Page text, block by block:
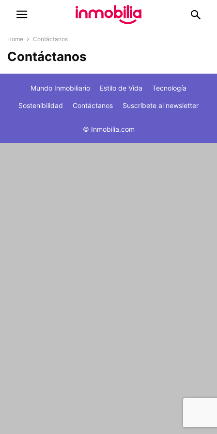
Home Contáctanos
Contáctanos
Mundo Inmobiliario Estilo de Vida Tecnología
Sostenibilidad Contáctanos Suscríbete al newsletter
© Inmobilia.com